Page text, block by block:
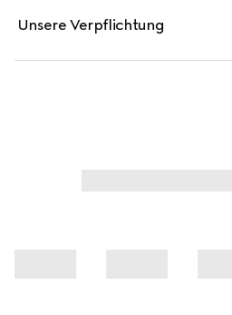
Unsere Verpflichtung